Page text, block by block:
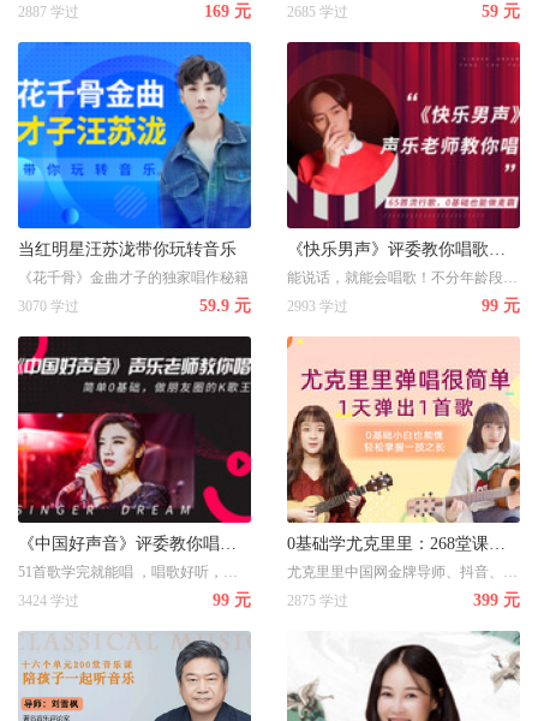
2887 学过
169 元
2685 学过
59 元
当红明星汪苏泷带你玩转音乐
《花千骨》金曲才子的独家唱作秘籍
3070 学过
59.9 元
2993 学过
99 元
51首歌学完就能唱 ，唱歌好听，你就是朋友圈的社交明星！70、80、90后热歌金曲都有~不分年龄段、喜欢唱就能学！
3424 学过
99 元
尤克里里中国网金牌导师、抖音、网易音乐红人教学！好学又好玩
2875 学过
399 元